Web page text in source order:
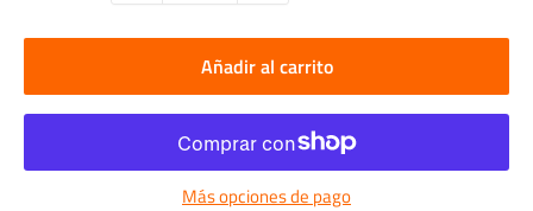
Añadir al carrito
Más opciones de pago